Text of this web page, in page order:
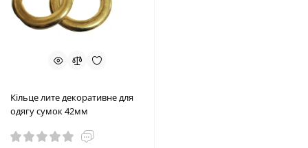
Кільце лите декоративне для
одягу сумок 42мм